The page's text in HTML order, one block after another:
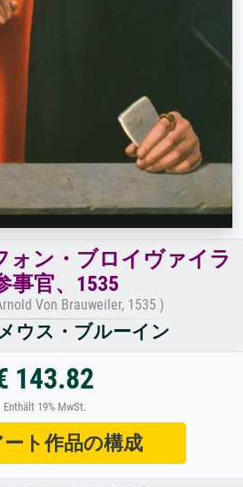
ォン・ブロイヴァイラ
事官、1535
Von Brauweiler, 1535 )
ウス・ブルーイン
143.82
Enthält 19% MwSt.
ト作品の構成